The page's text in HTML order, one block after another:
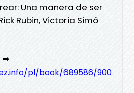
Una manera de ser
Rubin, Victoria Simó
➡
pl/book/689586/900